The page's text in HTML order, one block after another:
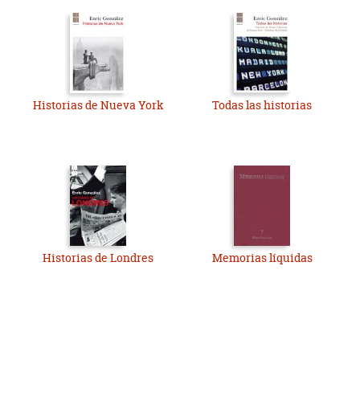
Historias de Nueva York Todas las historias
Historias de Londres Memorias líquidas